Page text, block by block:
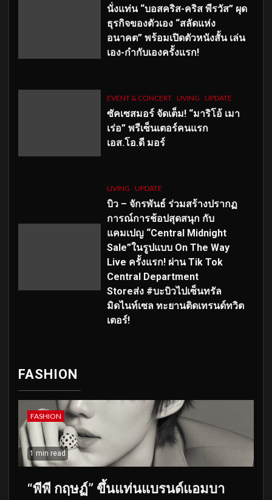
นั่งแท่น “บอสคริส-คริส พีรวัส” ผุด
ธุรกิจของตัวเอง “สลัดแห่ง
อนาคต” พร้อมเปิดตัวหนังสั้น เล่น
เอง-กำกับเองครั้งแรก!
EVENT & CONCERT LIVING UPDATE
ซัคเซสมอร์ จัดเต็ม! “มาริโอ้ เมา
เร่อ” พรีเซ็นเตอร์คนแรก
เอส.โอ.ดี มอร์
LIVING UPDATE
บิว – จักรพันธ์ ร่วมสร้างปรากฏ
การณ์การช้อปสุดสนุก กับ
แคมเปญ “Central Midnight
Sale”ในรูปแบบ On The Way
Live ครั้งแรก! ผ่าน Tik Tok
Central Department
Storeส่ง #บะบิวไปเซ็นทรัล
มิดไนท์เซล ทะยานติดเทรนด์ทวิต
เตอร์!
FASHION
FASHION
1 min read
“พีพี กฤษฏ์” ขึ้นแท่นแบรนด์แอมบา